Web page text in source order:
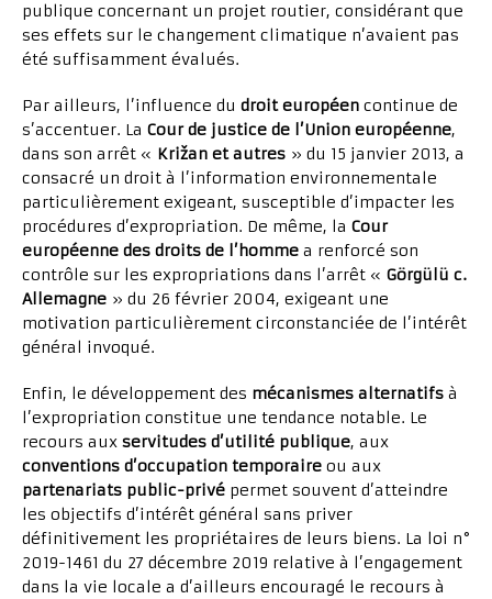
publique concernant un projet routier, considérant que
ses effets sur le changement climatique n’avaient pas
été suffisamment évalués.
Par ailleurs, l’influence du droit européen continue de
s’accentuer. La Cour de justice de l’Union européenne,
dans son arrêt « Križan et autres » du 15 janvier 2013, a
consacré un droit à l’information environnementale
particulièrement exigeant, susceptible d’impacter les
procédures d’expropriation. De même, la Cour
européenne des droits de l’homme a renforcé son
contrôle sur les expropriations dans l’arrêt « Görgülü c.
Allemagne » du 26 février 2004, exigeant une
motivation particulièrement circonstanciée de l’intérêt
général invoqué.
Enfin, le développement des mécanismes alternatifs à
l’expropriation constitue une tendance notable. Le
recours aux servitudes d’utilité publique, aux
conventions d’occupation temporaire ou aux
partenariats public-privé permet souvent d’atteindre
les objectifs d’intérêt général sans priver
définitivement les propriétaires de leurs biens. La loi n°
2019-1461 du 27 décembre 2019 relative à l’engagement
dans la vie locale a d’ailleurs encouragé le recours à